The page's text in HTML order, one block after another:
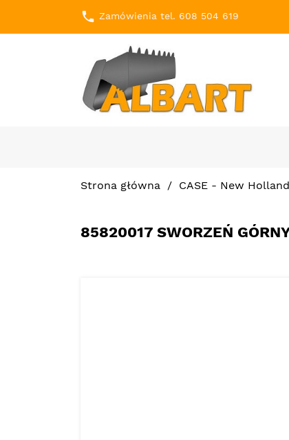
local_phone Zamówienia tel. 608 504 619
Strona główna CASE - New Holland
85820017 SWORZEŃ